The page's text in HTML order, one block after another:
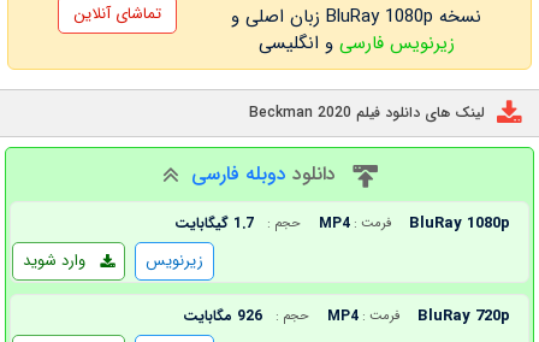
نسخه BluRay 1080p زبان اصلی و
زیرنویس فارسی و انگلیسی
تماشای آنلاین
لینک های دانلود فیلم Beckman 2020
دانلود دوبله فارسی
BluRay 1080p فرمت : MP4 حجم : 1.7 گیگابایت
وارد شوید زیرنویس
BluRay 720p فرمت : MP4 حجم : 926 مگابایت